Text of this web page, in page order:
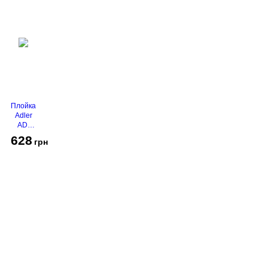
Плойка
Adler
AD-
628 грн